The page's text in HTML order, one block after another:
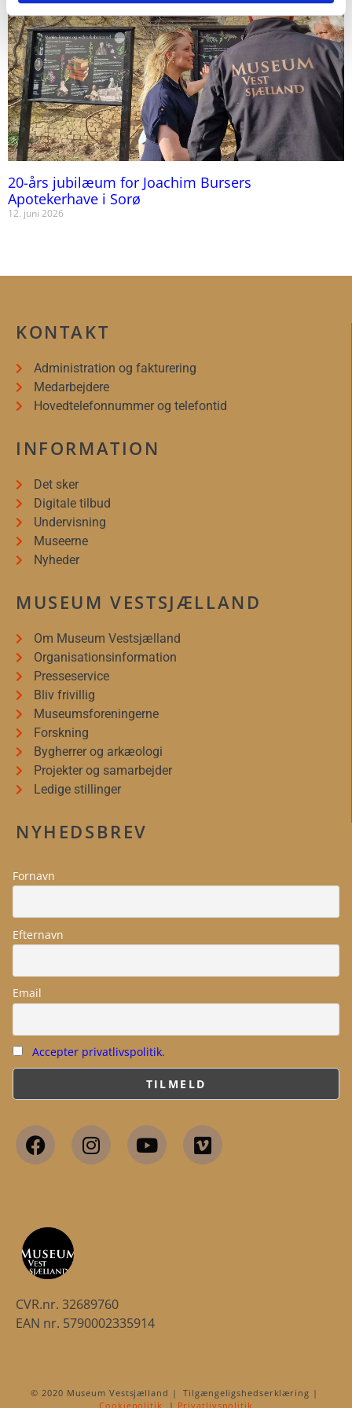
20-års jubilæum for Joachim Bursers
Apotekerhave i Sorø
12. juni 2026
KONTAKT
Administration og fakturering
Medarbejdere
Hovedtelefonnummer og telefontid
INFORMATION
Det sker
Digitale tilbud
Undervisning
Museerne
Nyheder
MUSEUM VESTSJÆLLAND
Om Museum Vestsjælland
Organisationsinformation
Presseservice
Bliv frivillig
Museumsforeningerne
Forskning
Bygherrer og arkæologi
Projekter og samarbejder
Ledige stillinger
NYHEDSBREV
Fornavn
Efternavn
Email
Accepter privatlivspolitik.
CVR.nr. 32689760
EAN nr. 5790002335914
© 2020 Museum Vestsjælland | Tilgængeligshedserklæring |
Cookiepolitik
| Privatlivspolitik